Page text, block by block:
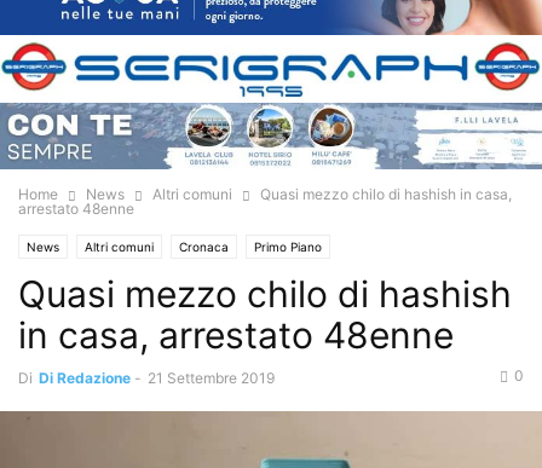
Home News Altri comuni
Quasi mezzo chilo di hashish in casa,
arrestato 48enne
News Altri comuni Cronaca Primo Piano
Quasi mezzo chilo di hashish
in casa, arrestato 48enne
Di Di Redazione - 21 Settembre 2019 0